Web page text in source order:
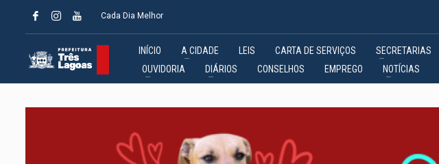
Cada Dia Melhor
INÍCIO A CIDADE LEIS CARTA DE SERVIÇOS SECRETARIAS
OUVIDORIA
DIÁRIOS CONSELHOS EMPREGO NOTÍCIAS